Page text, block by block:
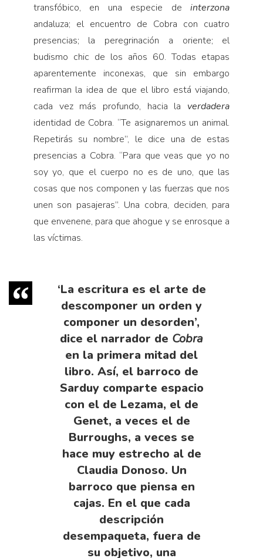
transfóbico, en una especie deinterzona
andaluza; el encuentro de Cobra con cuatro
presencias; la peregrinación a oriente; el
budismo chic de los años 60. Todas etapas
aparentemente inconexas, que sin embargo
reafirman la idea de que el libro está viajando,
cada vez más profundo, hacia la verdadera
identidad de Cobra. “Te asignaremos un animal.
Repetirás su nombre”, le dice una de estas
presencias a Cobra. “Para que veas que yo no
soy yo, que el cuerpo no es de uno, que las
cosas que nos componen y las fuerzas que nos
unen son pasajeras”. Una cobra, deciden, para
que envenene, para que ahogue y se enrosque a
las víctimas.
‘La escritura es el arte de
descomponer un orden y
componer un desorden’,
dice el narrador de Cobra
en la primera mitad del
libro. Así, el barroco de
Sarduy comparte espacio
con el de Lezama, el de
Genet, a veces el de
Burroughs, a veces se
hace muy estrecho al de
Claudia Donoso. Un
barroco que piensa en
cajas. En el que cada
descripción
desempaqueta, fuera de
su objetivo, una